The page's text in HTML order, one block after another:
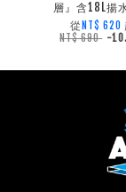
層』含18L揚
從 NT$ 620
NT$ 690 -